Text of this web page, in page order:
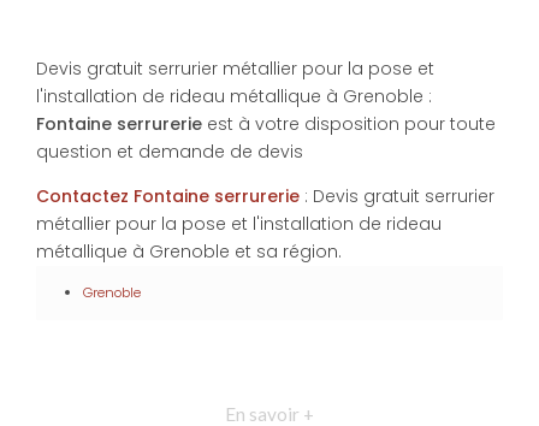
Devis gratuit serrurier métallier pour la pose et
l'installation de rideau métallique à Grenoble :
Fontaine serrurerie est à votre disposition pour toute
question et demande de devis
Contactez Fontaine serrurerie : Devis gratuit serrurier
métallier pour la pose et l'installation de rideau
métallique à Grenoble et sa région.
Grenoble
En savoir +